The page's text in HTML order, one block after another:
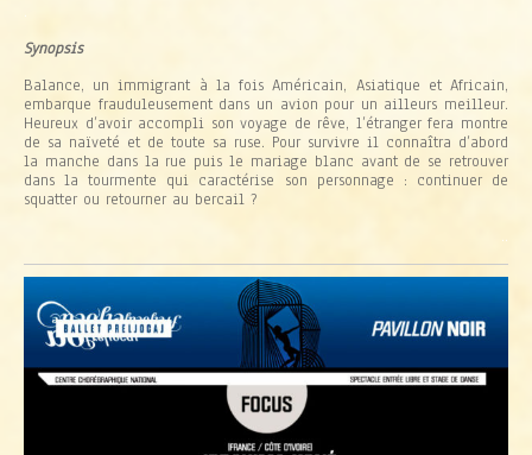
.
Synopsis
Balance, un immigrant à la fois Américain, Asiatique et Africain,
embarque frauduleusement dans un avion pour un ailleurs meilleur.
Heureux d’avoir accompli son voyage de rêve, l’étranger fera montre
de sa naïveté et de toute sa ruse. Pour survivre il connaîtra d’abord
la manche dans la rue puis le mariage blanc avant de se retrouver
dans la tourmente qui caractérise son personnage : continuer de
squatter ou retourner au bercail ?
..